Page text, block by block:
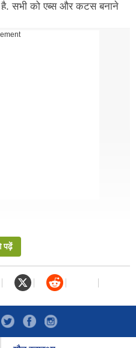
है, सभी को एब्स और कट्स बनाने
युवा अब घंटों जिम
पढ़ें